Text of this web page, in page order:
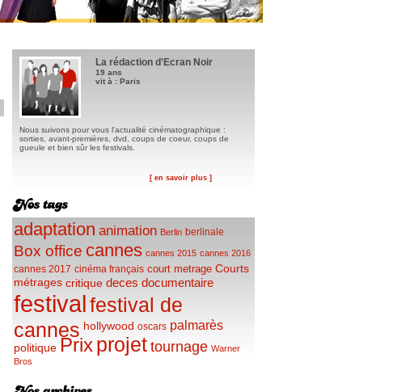
La rédaction d'Ecran Noir
19 ans
vit à : Paris
Nous suivons pour vous l'actualité cinématographique :
sorties, avant-premières, dvd, coups de coeur, coups de
gueule et bien sûr les festivals.
[ en savoir plus ]
adaptation animation Berlin berlinale
Box office cannes cannes 2015 cannes 2016
cannes 2017 cinéma français court metrage Courts
métrages critique deces documentaire
festivalfestival de
cannes hollywood oscars palmarès
politique Prixprojet tournage Warner
Bros